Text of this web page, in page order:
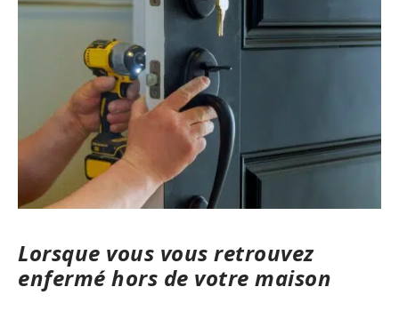
Lorsque vous vous retrouvez
enfermé hors de votre maison